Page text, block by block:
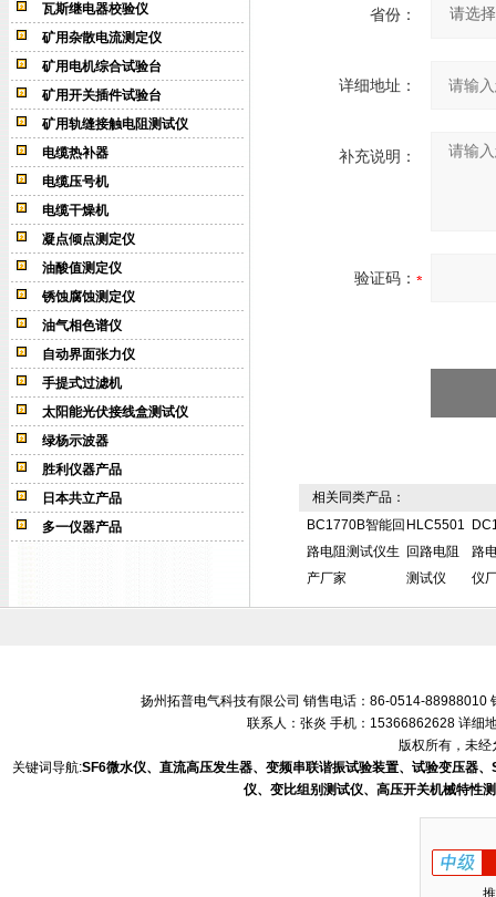
瓦斯继电器校验仪
矿用杂散电流测定仪
矿用电机综合试验台
矿用开关插件试验台
矿用轨缝接触电阻测试仪
电缆热补器
电缆压号机
电缆干燥机
凝点倾点测定仪
油酸值测定仪
锈蚀腐蚀测定仪
油气相色谱仪
自动界面张力仪
手提式过滤机
太阳能光伏接线盒测试仪
绿杨示波器
胜利仪器产品
日本共立产品
多一仪器产品
省份：
详细地址：
补充说明：
验证码：
相关同类产品：
BC1770B智能回
路电阻测试仪生
产厂家
HLC5501
回路电阻
测试仪
路
仪
扬州拓普电气科技有限公司 销售电话：86-0514-88988010
联系人：张炎 手机：15366862628 详细
版权所有，未
关键词导航:SF6微水仪、直流高压发生器、变频串联谐振试验装置、试验变压器
仪、变比组别测试仪、高压开关机械特性